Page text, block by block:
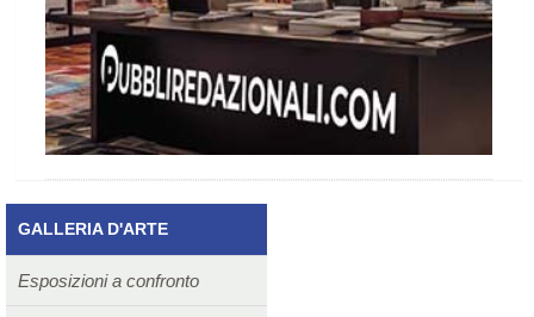
GALLERIA D'ARTE
Esposizioni a confronto